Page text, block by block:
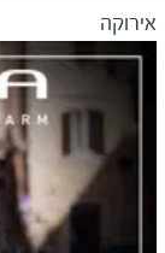
אירוקה